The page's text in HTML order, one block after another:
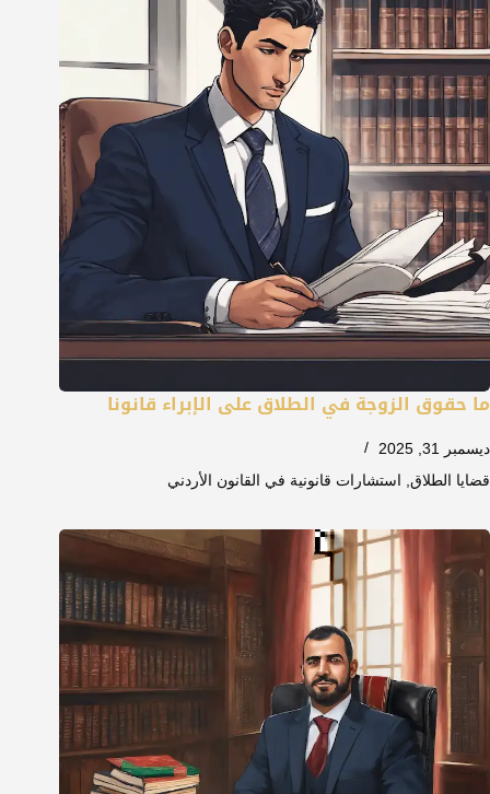
ما حقوق الزوجة في الطلاق على الإبراء قانونا
ديسمبر 31, 2025
قضايا الطلاق, استشارات قانونية في القانون الأردني